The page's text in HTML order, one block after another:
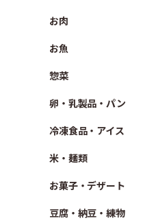
お肉
お魚
惣菜
卵・乳製品・パン
冷凍食品・アイス
米・麺類
お菓子・デザート
豆腐・納豆・練物